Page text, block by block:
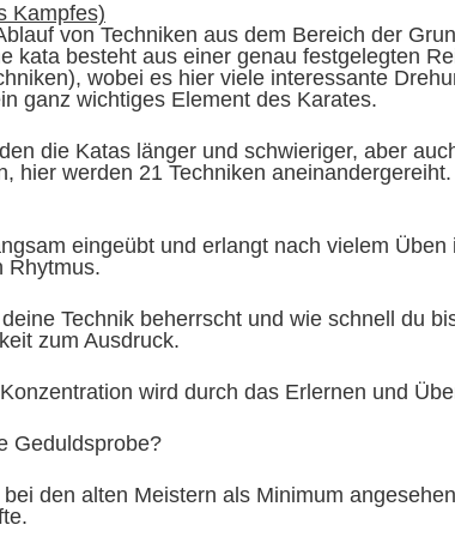
Kampfes)
von Techniken aus dem Bereich der
kata besteht aus einer genau festgelegten
wobei es hier viele interessante
ganz wichtiges Element des Karates.
die Katas länger und schwieriger, aber
hier werden 21 Techniken
eingeübt und erlangt nach vielem Üben
Rhytmus.
Technik beherrscht und wie schnell du
zum Ausdruck.
wird durch das Erlernen und
Geduldsprobe?
den alten Meistern als Minimum